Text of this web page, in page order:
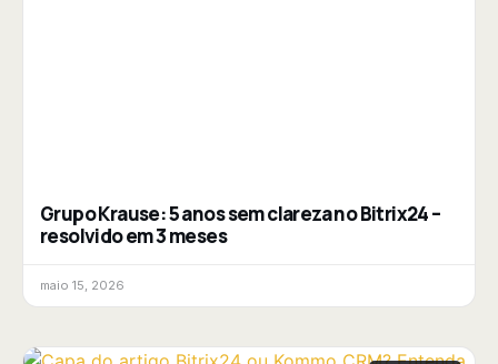
Grupo Krause: 5 anos sem clareza no Bitrix24 –
resolvido em 3 meses
maio 15, 2026